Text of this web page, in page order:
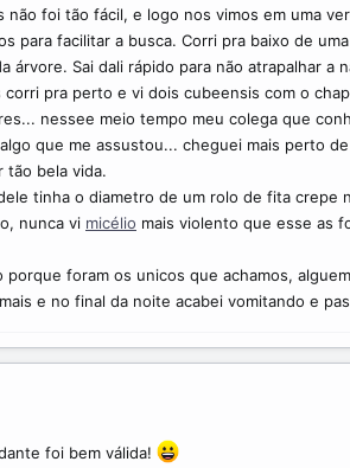
foi tão fácil, e logo nos vimos em uma
para facilitar a busca. Corri pra baixo de
árvore. Sai dali rápido para não atrapalhar
pra perto e vi dois cubeensis com o
nessee meio tempo meu colega que
que me assustou... cheguei mais perto
tão bela vida.
tinha o diametro de um rolo de fita
nunca vi micélio mais violento que esse as
foram os unicos que achamos,
e no final da noite acabei vomitando e
foi bem válida!